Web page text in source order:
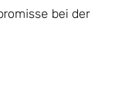
bei der